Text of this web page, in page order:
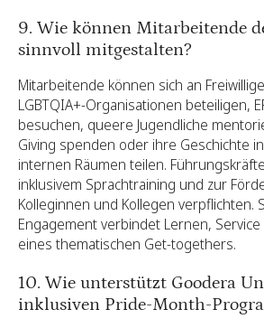
9. Wie können Mitarbeitende
sinnvoll mitgestalten?
Mitarbeitende können sich an
LGBTQIA+-Organisationen beteiligen,
besuchen, queere Jugendliche
Giving spenden oder ihre Geschichte
internen Räumen teilen.
inklusivem Sprachtraining und zur
Kolleginnen und Kollegen verpflichten.
Engagement verbindet Lernen,
eines thematischen Get-togethers.
10. Wie unterstützt Goodera
inklusiven Pride-Month-